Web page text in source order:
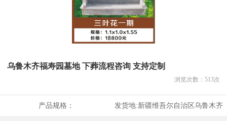
乌鲁木齐福寿园墓地 下葬流程咨询 支持定制
浏览次数： 513次
产品规格： 发货地:新疆维吾尔自治区乌鲁木齐